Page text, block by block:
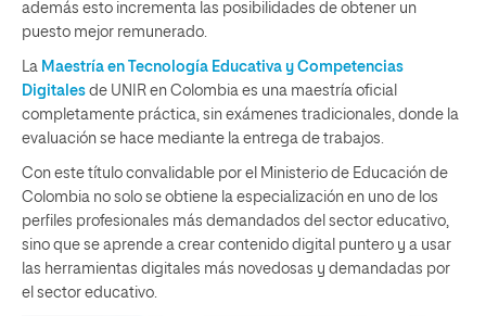
además esto incrementa las posibilidades de obtener un
puesto mejor remunerado.
La Maestría en Tecnología Educativa y Competencias
Digitales de UNIR en Colombia es una maestría oficial
completamente práctica, sin exámenes tradicionales, donde la
evaluación se hace mediante la entrega de trabajos.
Con este título convalidable por el Ministerio de Educación de
Colombia no solo se obtiene la especialización en uno de los
perfiles profesionales más demandados del sector educativo,
sino que se aprende a crear contenido digital puntero y a usar
las herramientas digitales más novedosas y demandadas por
el sector educativo.